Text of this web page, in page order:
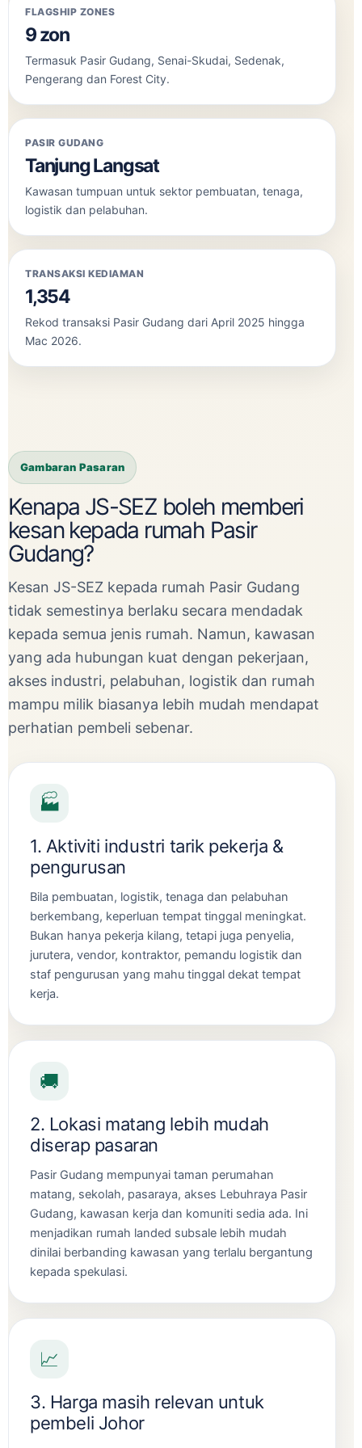
FLAGSHIP ZONES
9 zon
Termasuk Pasir Gudang, Senai-Skudai, Sedenak,
Pengerang dan Forest City.
PASIR GUDANG
Tanjung Langsat
Kawasan tumpuan untuk sektor pembuatan, tenaga,
logistik dan pelabuhan.
TRANSAKSI KEDIAMAN
1,354
Rekod transaksi Pasir Gudang dari April 2025 hingga
Mac 2026.
Gambaran Pasaran
Kenapa JS-SEZ boleh memberi
kesan kepada rumah Pasir
Gudang?
Kesan JS-SEZ kepada rumah Pasir Gudang
tidak semestinya berlaku secara mendadak
kepada semua jenis rumah. Namun, kawasan
yang ada hubungan kuat dengan pekerjaan,
akses industri, pelabuhan, logistik dan rumah
mampu milik biasanya lebih mudah mendapat
perhatian pembeli sebenar.
🏭
1. Aktiviti industri tarik pekerja &
pengurusan
Bila pembuatan, logistik, tenaga dan pelabuhan
berkembang, keperluan tempat tinggal meningkat.
Bukan hanya pekerja kilang, tetapi juga penyelia,
jurutera, vendor, kontraktor, pemandu logistik dan
staf pengurusan yang mahu tinggal dekat tempat
kerja.
🚚
2. Lokasi matang lebih mudah
diserap pasaran
Pasir Gudang mempunyai taman perumahan
matang, sekolah, pasaraya, akses Lebuhraya Pasir
Gudang, kawasan kerja dan komuniti sedia ada. Ini
menjadikan rumah landed subsale lebih mudah
dinilai berbanding kawasan yang terlalu bergantung
kepada spekulasi.
📈
3. Harga masih relevan untuk
pembeli Johor